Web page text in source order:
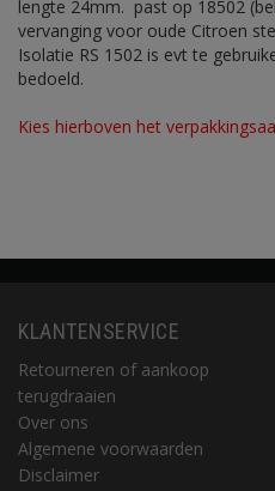
lengte 24mm. past op 18502
vervanging voor oude Citroen
Isolatie RS 1502 is evt te
bedoeld.
Kies hierboven het
KLANTENSERVICE
Retourneren of aankoop
terugdraaien
Over ons
Algemene voorwaarden
Disclaimer